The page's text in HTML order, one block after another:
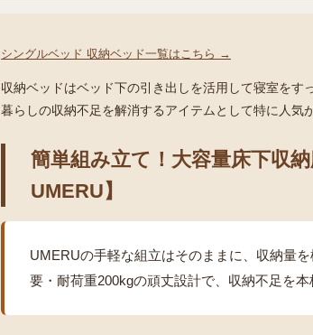
シングルベッド 収納ベッド一覧はこちら →
収納ベッドはベッド下の引き出しを活用して寝室をす
暮らしの収納不足を解消するアイテムとして特に人気
簡単組み立て！大容量床下収
UMERU】
UMERUの手軽な組立はそのままに、収納量
要・耐荷重200kgの頑丈設計で、収納不足を